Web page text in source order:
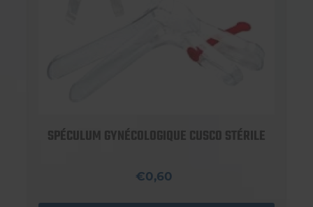
SPÉCULUM GYNÉCOLOGIQUE CUSCO STÉRILE
€0,60